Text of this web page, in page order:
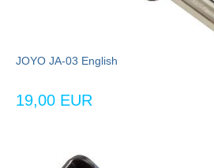
JOYO JA-03 English
19,00 EUR